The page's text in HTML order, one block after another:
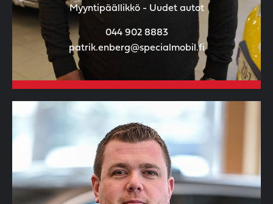
Myyntipäällikkö - Uudet autot
044 902 8883
patrik.enberg@specialmobil.fi